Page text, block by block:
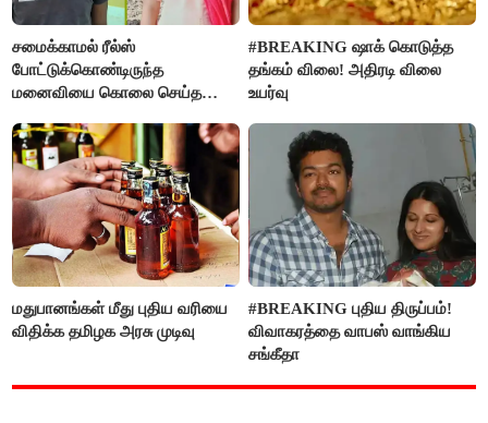
சமைக்காமல் ரீல்ஸ்
போட்டுக்கொண்டிருந்த
மனைவியை கொலை செய்த
#BREAKING ஷாக் கொடுத்த
தங்கம் விலை! அதிரடி விலை
உயர்வு
மதுபானங்கள் மீது புதிய வரியை
விதிக்க தமிழக அரசு முடிவு
#BREAKING புதிய திருப்பம்!
விவாகரத்தை வாபஸ் வாங்கிய
சங்கீதா